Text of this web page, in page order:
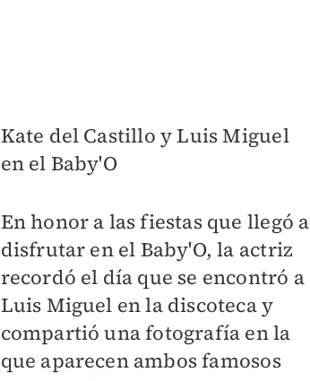
Kate del Castillo y Luis Miguel
en el Baby'O
En honor a las fiestas que llegó a
disfrutar en el Baby'O, la actriz
recordó el día que se encontró a
Luis Miguel en la discoteca y
compartió una fotografía en la
que aparecen ambos famosos